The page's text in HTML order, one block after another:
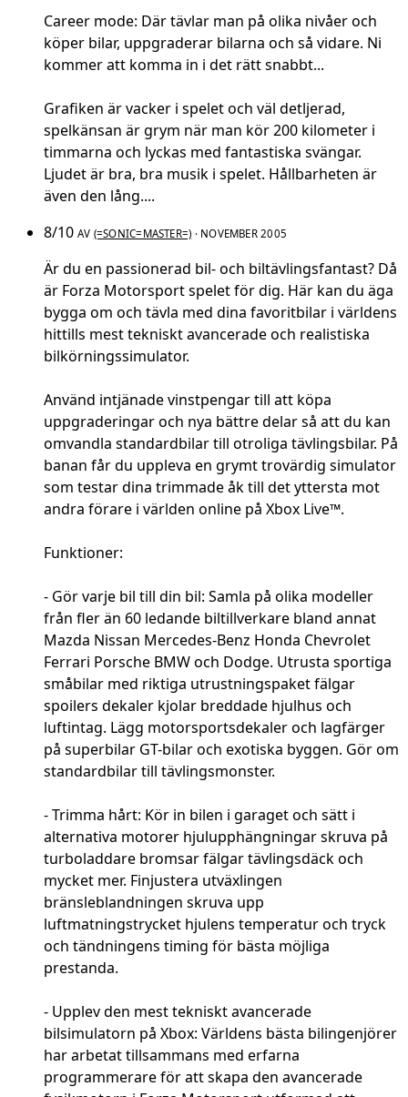
Career mode: Där tävlar man på olika nivåer och
köper bilar, uppgraderar bilarna och så vidare. Ni
kommer att komma in i det rätt snabbt...
Grafiken är vacker i spelet och väl detljerad,
spelkänsan är grym när man kör 200 kilometer i
timmarna och lyckas med fantastiska svängar.
Ljudet är bra, bra musik i spelet. Hållbarheten är
även den lång....
8/10 AV (=SONIC=MASTER=) · NOVEMBER 2005
Är du en passionerad bil- och biltävlingsfantast? Då
är Forza Motorsport spelet för dig. Här kan du äga
bygga om och tävla med dina favoritbilar i världens
hittills mest tekniskt avancerade och realistiska
bilkörningssimulator.
Använd intjänade vinstpengar till att köpa
uppgraderingar och nya bättre delar så att du kan
omvandla standardbilar till otroliga tävlingsbilar. På
banan får du uppleva en grymt trovärdig simulator
som testar dina trimmade åk till det yttersta mot
andra förare i världen online på Xbox Live™.
Funktioner:
- Gör varje bil till din bil: Samla på olika modeller
från fler än 60 ledande biltillverkare bland annat
Mazda Nissan Mercedes-Benz Honda Chevrolet
Ferrari Porsche BMW och Dodge. Utrusta sportiga
småbilar med riktiga utrustningspaket fälgar
spoilers dekaler kjolar breddade hjulhus och
luftintag. Lägg motorsportsdekaler och lagfärger
på superbilar GT-bilar och exotiska byggen. Gör om
standardbilar till tävlingsmonster.
- Trimma hårt: Kör in bilen i garaget och sätt i
alternativa motorer hjulupphängningar skruva på
turboladdare bromsar fälgar tävlingsdäck och
mycket mer. Finjustera utväxlingen
bränsleblandningen skruva upp
luftmatningstrycket hjulens temperatur och tryck
och tändningens timing för bästa möjliga
prestanda.
- Upplev den mest tekniskt avancerade
bilsimulatorn på Xbox: Världens bästa bilingenjörer
har arbetat tillsammans med erfarna
programmerare för att skapa den avancerade